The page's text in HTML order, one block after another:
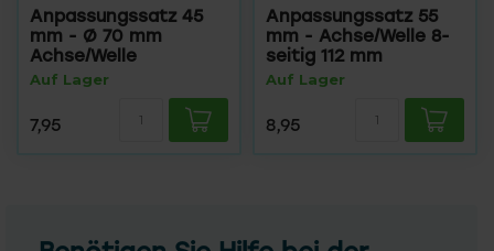
Anpassungssatz 45
mm - Ø 70 mm
Achse/Welle
Auf Lager
7,95
Anpassungssatz 55
mm - Achse/Welle 8-
seitig 112 mm
Auf Lager
8,95